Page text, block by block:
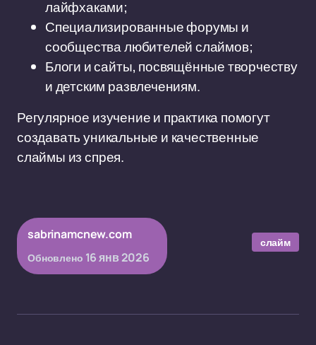
лайфхаками;
Специализированные форумы и
сообщества любителей слаймов;
Блоги и сайты, посвящённые творчеству
и детским развлечениям.
Регулярное изучение и практика помогут
создавать уникальные и качественные
слаймы из спрея.
sabrinamcnew.com
Обновлено 16 янв 2026
слайм